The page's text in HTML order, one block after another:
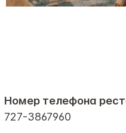
Номер телефона
727-3867960